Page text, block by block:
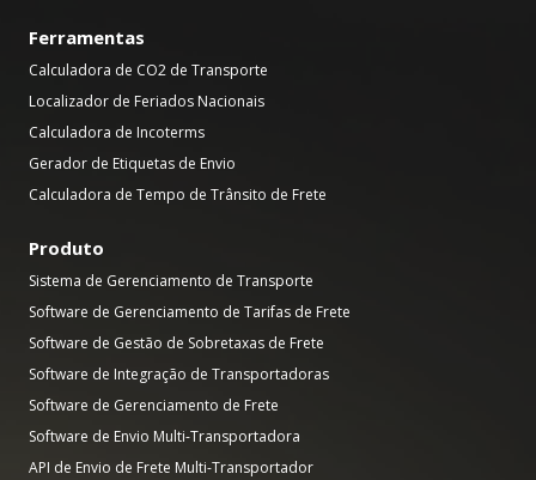
Ferramentas
Calculadora de CO2 de Transporte
Localizador de Feriados Nacionais
Calculadora de Incoterms
Gerador de Etiquetas de Envio
Calculadora de Tempo de Trânsito de Frete
Produto
Sistema de Gerenciamento de Transporte
Software de Gerenciamento de Tarifas de Frete
Software de Gestão de Sobretaxas de Frete
Software de Integração de Transportadoras
Software de Gerenciamento de Frete
Software de Envio Multi-Transportadora
API de Envio de Frete Multi-Transportador